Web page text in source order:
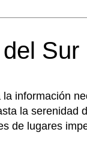
Sur
información
la serenidad
de lugares